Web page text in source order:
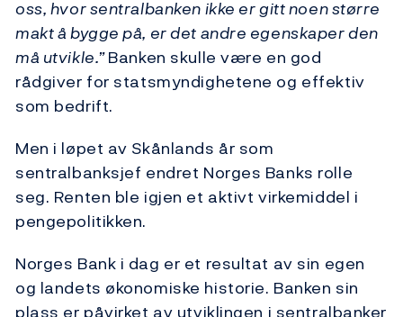
oss, hvor sentralbanken ikke er gitt noen større
makt å bygge på, er det andre egenskaper den
må utvikle.”Banken skulle være en god
rådgiver for statsmyndighetene og effektiv
som bedrift.
Men i løpet av Skånlands år som
sentralbanksjef endret Norges Banks rolle
seg. Renten ble igjen et aktivt virkemiddel i
pengepolitikken.
Norges Bank i dag er et resultat av sin egen
og landets økonomiske historie. Banken sin